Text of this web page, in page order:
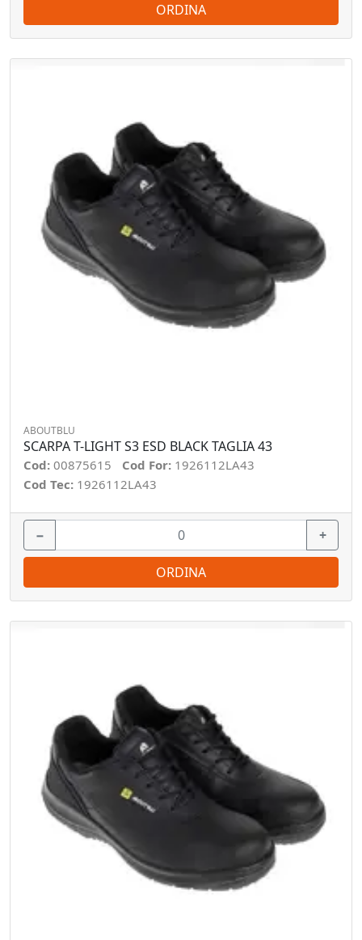
ORDINA
ABOUTBLU
SCARPA T-LIGHT S3 ESD BLACK TAGLIA 43
Cod: 00875615 Cod For: 1926112LA43
Cod Tec: 1926112LA43
− +
ORDINA